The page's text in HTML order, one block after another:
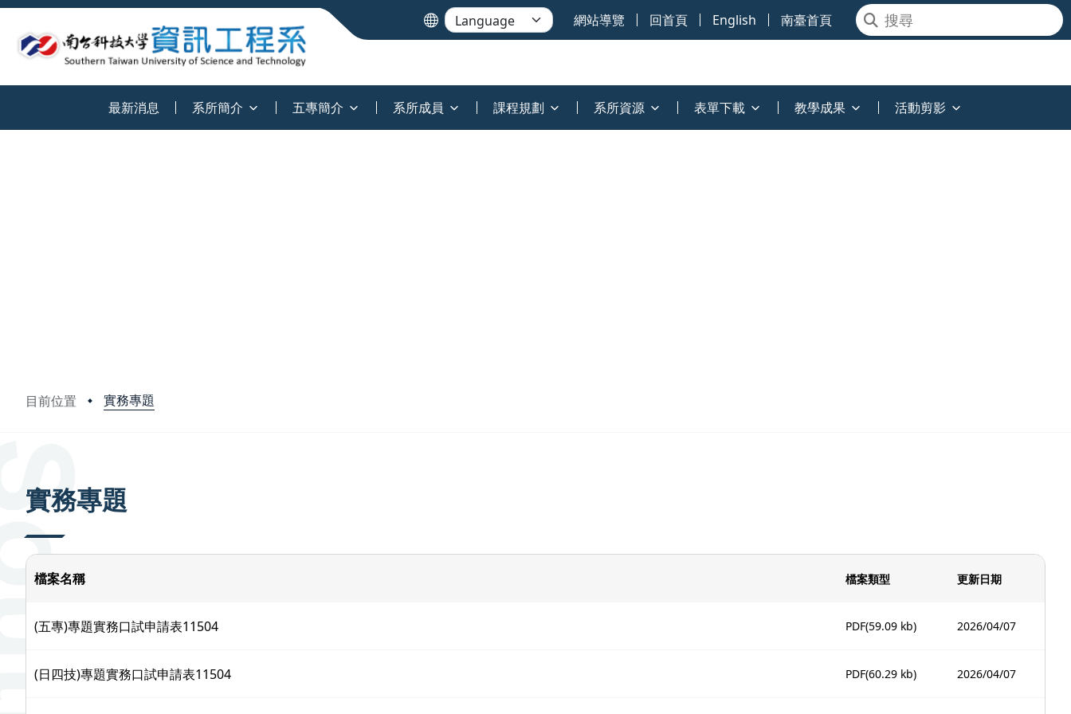
網站導覽 回首頁 English 南臺首頁
最新消息 系所簡介 五專簡介 系所成員 課程規劃 系所資源 表單下載 教學成果 活動剪影
目前位置 實務專題
實務專題
檔案名稱 檔案類型 更新日期
(五專)專題實務口試申請表11504 PDF(59.09 kb) 2026/04/07
(日四技)專題實務口試申請表11504 PDF(60.29 kb) 2026/04/07